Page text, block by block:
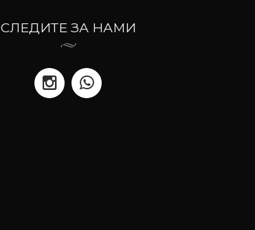
СЛЕДИТЕ ЗА НАМИ